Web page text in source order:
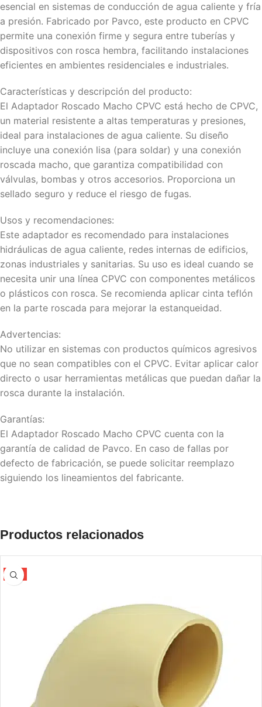
esencial en sistemas de conducción de agua caliente y fría
a presión. Fabricado por Pavco, este producto en CPVC
permite una conexión firme y segura entre tuberías y
dispositivos con rosca hembra, facilitando instalaciones
eficientes en ambientes residenciales e industriales.
Características y descripción del producto:
El Adaptador Roscado Macho CPVC está hecho de CPVC,
un material resistente a altas temperaturas y presiones,
ideal para instalaciones de agua caliente. Su diseño
incluye una conexión lisa (para soldar) y una conexión
roscada macho, que garantiza compatibilidad con
válvulas, bombas y otros accesorios. Proporciona un
sellado seguro y reduce el riesgo de fugas.
Usos y recomendaciones:
Este adaptador es recomendado para instalaciones
hidráulicas de agua caliente, redes internas de edificios,
zonas industriales y sanitarias. Su uso es ideal cuando se
necesita unir una línea CPVC con componentes metálicos
o plásticos con rosca. Se recomienda aplicar cinta teflón
en la parte roscada para mejorar la estanqueidad.
Advertencias:
No utilizar en sistemas con productos químicos agresivos
que no sean compatibles con el CPVC. Evitar aplicar calor
directo o usar herramientas metálicas que puedan dañar la
rosca durante la instalación.
Garantías:
El Adaptador Roscado Macho CPVC cuenta con la
garantía de calidad de Pavco. En caso de fallas por
defecto de fabricación, se puede solicitar reemplazo
siguiendo los lineamientos del fabricante.
Productos relacionados
-5%